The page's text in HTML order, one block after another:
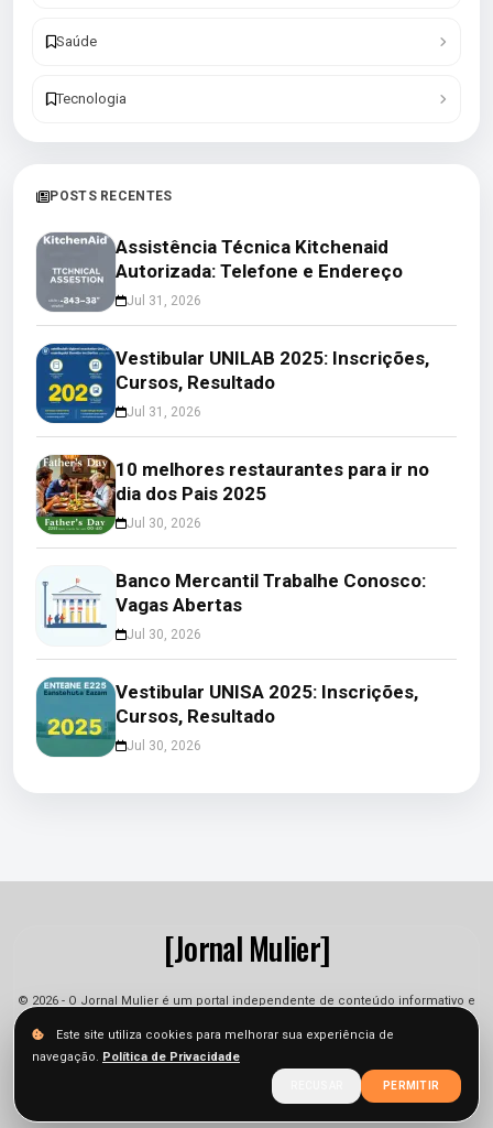
Saúde
Tecnologia
POSTS RECENTES
Assistência Técnica Kitchenaid
Autorizada: Telefone e Endereço
Jul 31, 2026
Vestibular UNILAB 2025: Inscrições,
Cursos, Resultado
Jul 31, 2026
10 melhores restaurantes para ir no
dia dos Pais 2025
Jul 30, 2026
Banco Mercantil Trabalhe Conosco:
Vagas Abertas
Jul 30, 2026
Vestibular UNISA 2025: Inscrições,
Cursos, Resultado
Jul 30, 2026
[Jornal Mulier]
© 2026 - O Jornal Mulier é um portal independente de conteúdo informativo e
jornalístico. As informações podem sofrer alterações.
Privacidade
Este site utiliza cookies para melhorar sua experiência de
navegação. Política de Privacidade
PERMITIR